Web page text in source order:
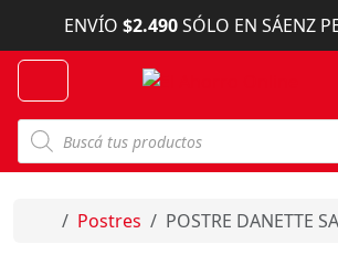
Skip to content
ENVÍO $2.490SÓLO EN SÁENZ
B
s
q
Home
Postres POSTRE DANETTE